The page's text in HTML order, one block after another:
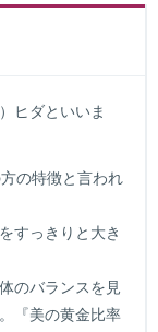
ヒダといいま
の特徴と言われ
すっきりと大き
のバランスを見
『美の黄金比率